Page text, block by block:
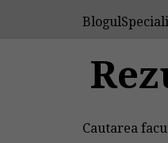
Cautarea